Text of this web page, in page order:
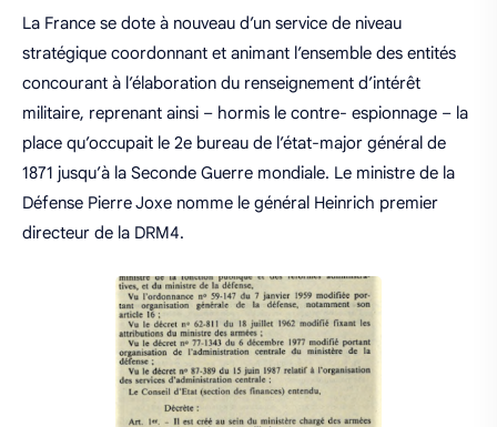
La France se dote à nouveau d’un service de niveau
stratégique coordonnant et animant l’ensemble des entités
concourant à l’élaboration du renseignement d’intérêt
militaire, reprenant ainsi – hormis le contre- espionnage – la
place qu’occupait le 2e bureau de l’état-major général de
1871 jusqu’à la Seconde Guerre mondiale. Le ministre de la
Défense Pierre Joxe nomme le général Heinrich premier
directeur de la DRM4.